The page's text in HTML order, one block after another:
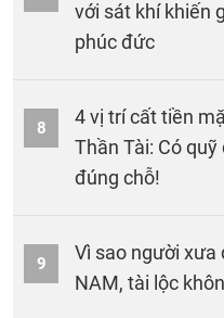
với sát khí khiến
phúc đức
8
4 vị trí cất tiền
Thần Tài: Có
đúng chỗ!
9
Vì sao người xưa
NAM, tài lộc